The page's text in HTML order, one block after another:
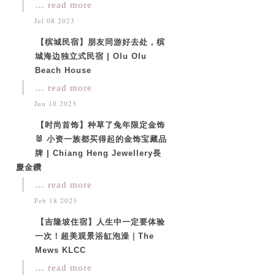
... read more
Jul 08 2023
【槟城民宿】朋友同游好去处，槟
城海边独立式民宿 | Olu Olu
Beach House
... read more
Jun 10 2023
【时尚首饰】种草了兔年限定金饰
🐰 小资一族都买得起的金饰宝藏品
牌 | Chiang Heng Jewellery長
慶金鑽
... read more
Feb 18 2023
【吉隆坡住宿】人生中一定要体验
一次！超美观景浴缸泡澡｜The
Mews KLCC
... read more